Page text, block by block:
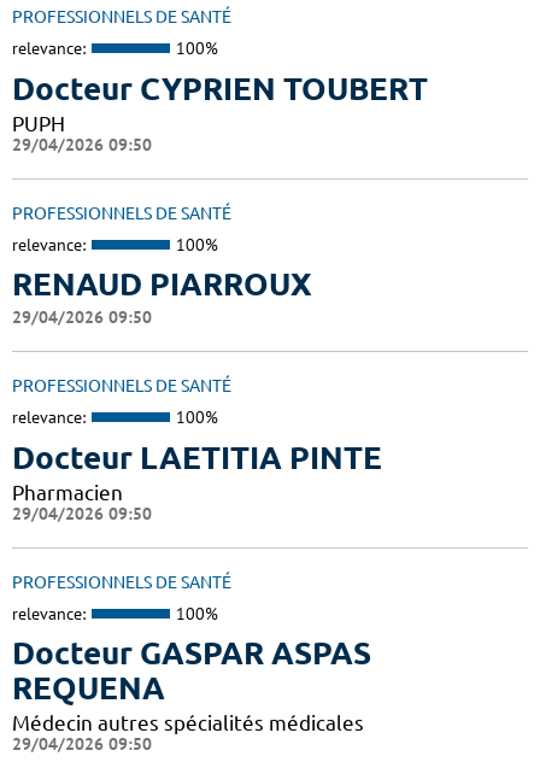
PROFESSIONNELS DE SANTÉ
relevance: 100%
Docteur CYPRIEN TOUBERT
PUPH
29/04/2026 09:50
PROFESSIONNELS DE SANTÉ
relevance: 100%
RENAUD PIARROUX
29/04/2026 09:50
PROFESSIONNELS DE SANTÉ
relevance: 100%
Docteur LAETITIA PINTE
Pharmacien
29/04/2026 09:50
PROFESSIONNELS DE SANTÉ
relevance: 100%
Docteur GASPAR ASPAS
REQUENA
Médecin autres spécialités médicales
29/04/2026 09:50